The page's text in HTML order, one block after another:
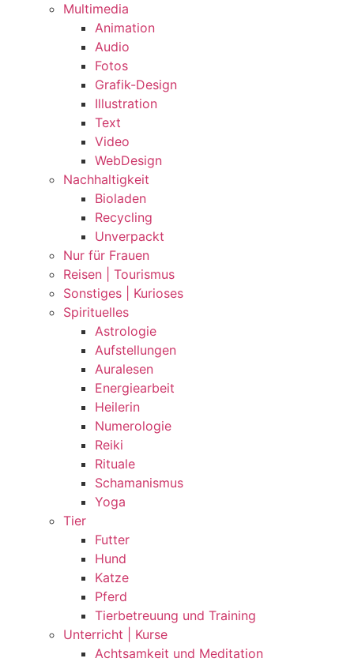
Multimedia
Animation
Audio
Fotos
Grafik-Design
Illustration
Text
Video
WebDesign
Nachhaltigkeit
Bioladen
Recycling
Unverpackt
Nur für Frauen
Reisen | Tourismus
Sonstiges | Kurioses
Spirituelles
Astrologie
Aufstellungen
Auralesen
Energiearbeit
Heilerin
Numerologie
Reiki
Rituale
Schamanismus
Yoga
Tier
Futter
Hund
Katze
Pferd
Tierbetreuung und Training
Unterricht | Kurse
Achtsamkeit und Meditation